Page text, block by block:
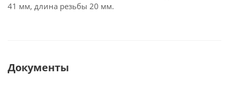
41 мм, длина резьбы 20 мм.
Документы